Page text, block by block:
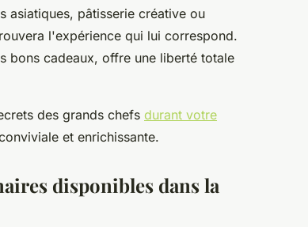
asiatiques, pâtisserie créative ou
l'expérience qui lui correspond.
bons cadeaux, offre une liberté totale
des grands chefs durant votre
et enrichissante.
disponibles dans la